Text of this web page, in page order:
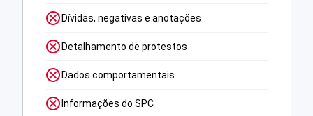
Dívidas, negativas e anotações
Detalhamento de protestos
Dados comportamentais
Informações do SPC